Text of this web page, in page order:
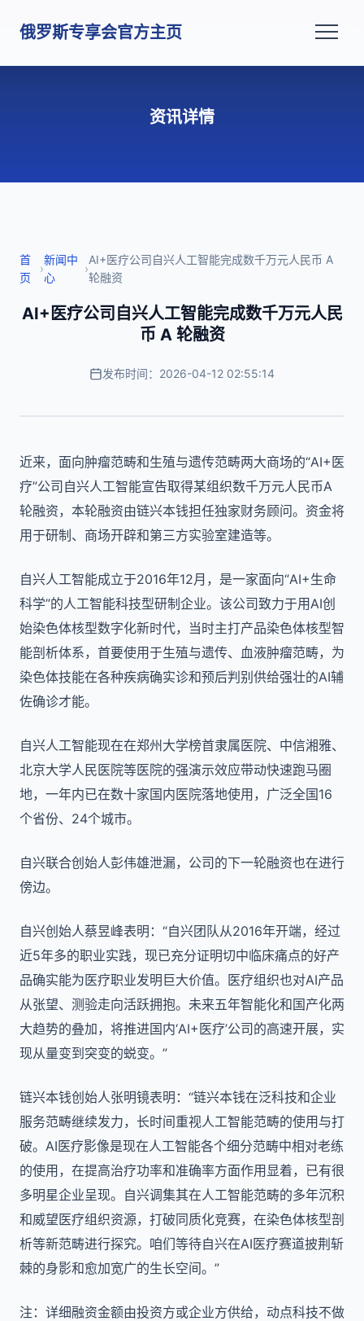
俄罗斯专享会官方主页
资讯详情
首
页
›
新闻中
心
›
AI+医疗公司自兴人工智能完成数千万元人民币 A
轮融资
AI+医疗公司自兴人工智能完成数千万元人民
币 A 轮融资
发布时间：2026-04-12 02:55:14
近来，面向肿瘤范畴和生殖与遗传范畴两大商场的“AI+医
疗”公司自兴人工智能宣告取得某组织数千万元人民币A
轮融资，本轮融资由链兴本钱担任独家财务顾问。资金将
用于研制、商场开辟和第三方实验室建造等。
自兴人工智能成立于2016年12月，是一家面向“AI+生命
科学”的人工智能科技型研制企业。该公司致力于用AI创
始染色体核型数字化新时代，当时主打产品染色体核型智
能剖析体系，首要使用于生殖与遗传、血液肿瘤范畴，为
染色体技能在各种疾病确实诊和预后判别供给强壮的AI辅
佐确诊才能。
自兴人工智能现在在郑州大学榜首隶属医院、中信湘雅、
北京大学人民医院等医院的强演示效应带动快速跑马圈
地，一年内已在数十家国内医院落地使用，广泛全国16
个省份、24个城市。
自兴联合创始人彭伟雄泄漏，公司的下一轮融资也在进行
傍边。
自兴创始人蔡昱峰表明：“自兴团队从2016年开端，经过
近5年多的职业实践，现已充分证明切中临床痛点的好产
品确实能为医疗职业发明巨大价值。医疗组织也对AI产品
从张望、测验走向活跃拥抱。未来五年智能化和国产化两
大趋势的叠加，将推进国内‘AI+医疗’公司的高速开展，实
现从量变到突变的蜕变。”
链兴本钱创始人张明镜表明：“链兴本钱在泛科技和企业
服务范畴继续发力，长时间重视人工智能范畴的使用与打
破。AI医疗影像是现在人工智能各个细分范畴中相对老练
的使用，在提高治疗功率和准确率方面作用显着，已有很
多明星企业呈现。自兴调集其在人工智能范畴的多年沉积
和威望医疗组织资源，打破同质化竞赛，在染色体核型剖
析等新范畴进行探究。咱们等待自兴在AI医疗赛道披荆斩
棘的身影和愈加宽广的生长空间。”
注：详细融资金额由投资方或企业方供给，动点科技不做